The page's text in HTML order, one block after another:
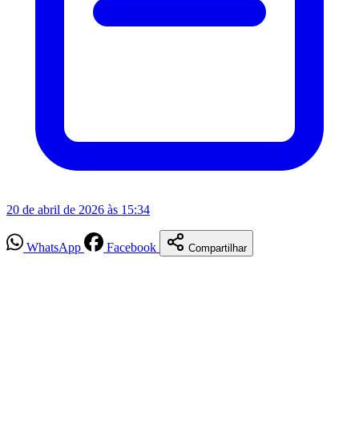
20 de abril de 2026 às 15:34
WhatsApp Facebook Compartilhar